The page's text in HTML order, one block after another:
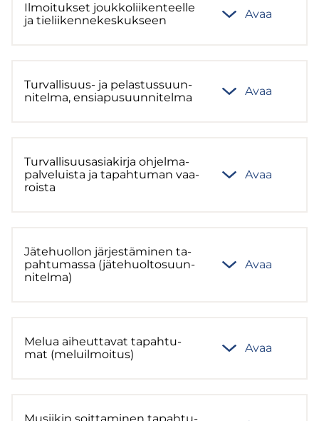
Il­moi­tuk­set jouk­ko­lii­ken­teel­le
ja tie­lii­ken­ne­kes­kuk­seen
Avaa
Turvallisuus-​ ja pe­las­tus­suun­
ni­tel­ma, en­sia­pusuun­ni­tel­ma
Avaa
Tur­val­li­suus­asia­kir­ja oh­jel­ma­
pal­ve­luis­ta ja ta­pah­tu­man vaa­
rois­ta
Avaa
Jä­te­huol­lon jär­jes­tä­mi­nen ta­
pah­tu­mas­sa (jä­te­huol­to­suun­
ni­tel­ma)
Avaa
Melua ai­heut­ta­vat ta­pah­tu­
mat (me­luil­moi­tus)
Avaa